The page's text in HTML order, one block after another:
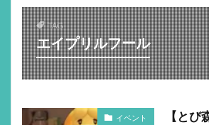
TAG
エイプリルフール
イベント
【とび